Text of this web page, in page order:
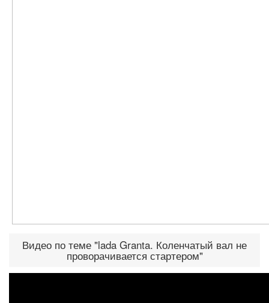
Видео по теме "lada Granta. Коленчатый вал не
проворачивается стартером"